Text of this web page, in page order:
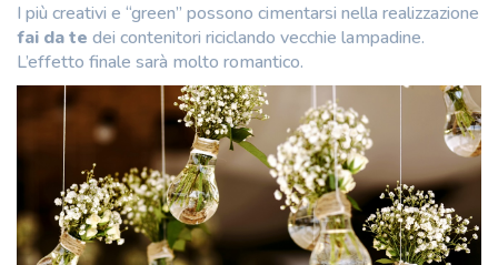
I più creativi e “green” possono cimentarsi nella realizzazione
fai da te dei contenitori riciclando vecchie lampadine.
L’effetto finale sarà molto romantico.